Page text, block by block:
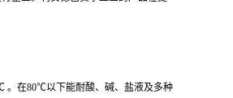
。在80℃以下能耐酸、碱、盐液及多种